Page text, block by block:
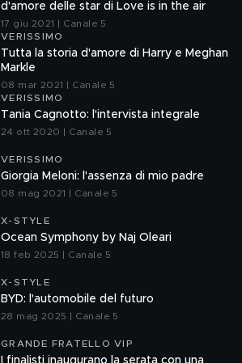
d'amore delle star di Love is in the air
17 giu 2021 | Canale 5
VERISSIMO
Tutta la storia d'amore di Harry e Meghan
Markle
08 mar 2021 | Canale 5
VERISSIMO
Tania Cagnotto: l'intervista integrale
24 ott 2020 | Canale 5
VERISSIMO
Giorgia Meloni: l'assenza di mio padre
08 mag 2021 | Canale 5
X-STYLE
Ocean Symphony by Naj Oleari
18 feb 2025 | Canale 5
X-STYLE
BYD: l'automobile del futuro
28 mag 2025 | Canale 5
GRANDE FRATELLO VIP
I finalisti inaugurano la serata con una